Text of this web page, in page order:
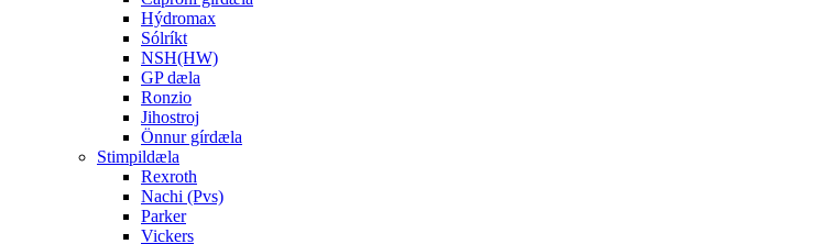
Hýdromax
Sólríkt
NSH(HW)
GP dæla
Ronzio
Jihostroj
Önnur gírdæla
Stimpildæla
Rexroth
Nachi (Pvs)
Parker
Vickers